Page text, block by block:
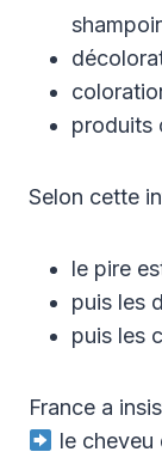
produits
Selon cette
le pire
puis les
puis les
France a
le cheveu